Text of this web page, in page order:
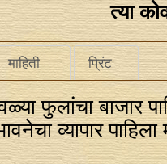
त्या
माहिती प्रिंट
फुलांचा बाजार
व्यापार पाहिला